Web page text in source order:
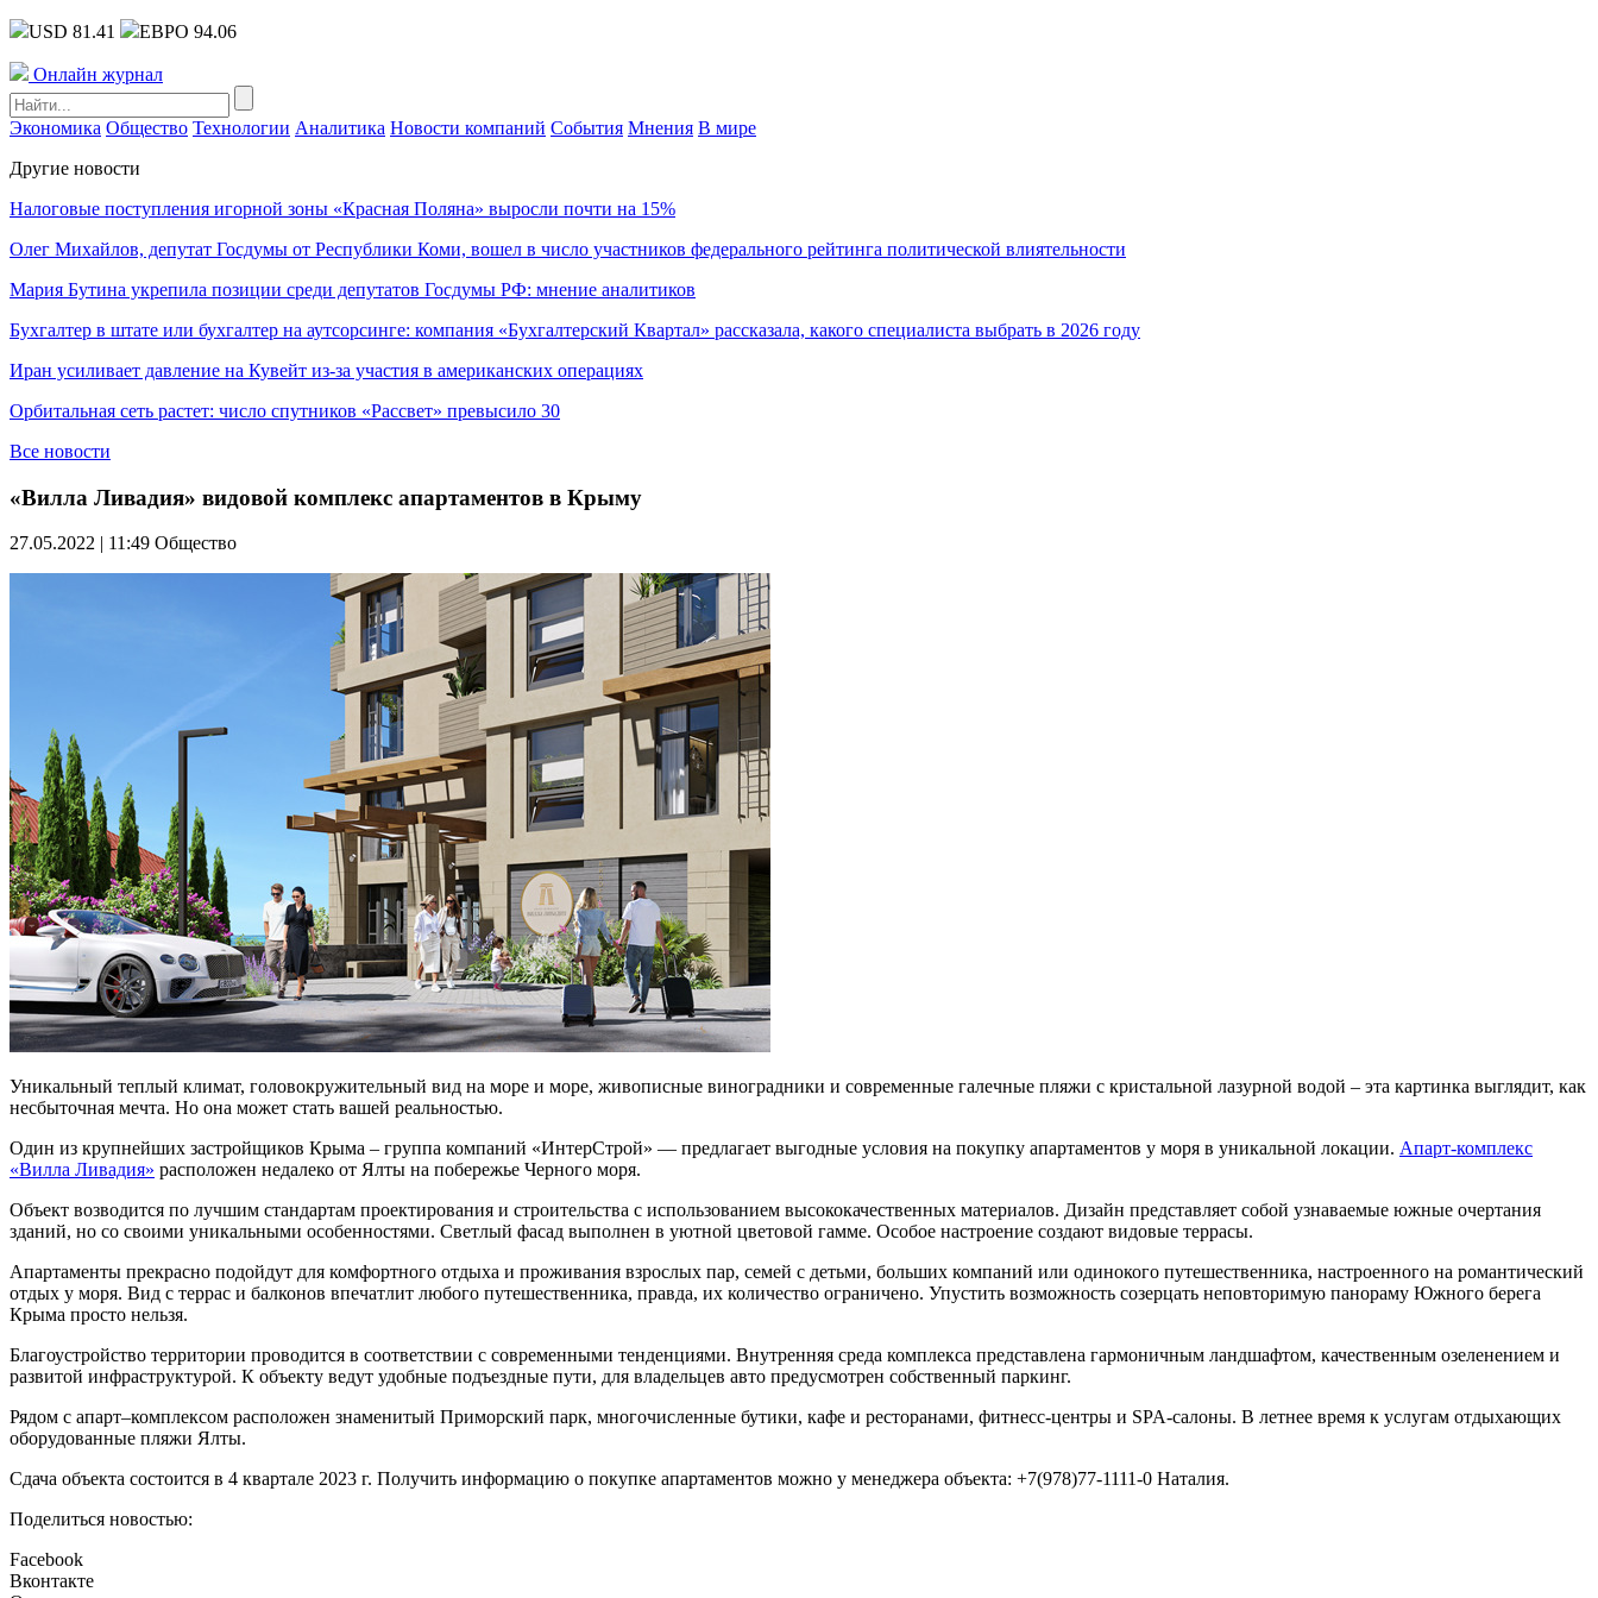
USD 81.41 ЕВРО 94.06
Онлайн журнал
Экономика Общество Технологии Аналитика Новости компаний События Мнения В мире
Другие новости
Налоговые поступления игорной зоны «Красная Поляна» выросли почти на 15%
Олег Михайлов, депутат Госдумы от Республики Коми, вошел в число участников федерального рейтинга политической влиятельности
Мария Бутина укрепила позиции среди депутатов Госдумы РФ: мнение аналитиков
Бухгалтер в штате или бухгалтер на аутсорсинге: компания «Бухгалтерский Квартал» рассказала, какого специалиста выбрать в 2026 году
Иран усиливает давление на Кувейт из-за участия в американских операциях
Орбитальная сеть растет: число спутников «Рассвет» превысило 30
Все новости
«Вилла Ливадия» видовой комплекс апартаментов в Крыму
27.05.2022 | 11:49 Общество
Уникальный теплый климат, головокружительный вид на море и море, живописные виноградники и современные галечные пляжи с кристальной лазурной водой – эта картинка выглядит, как
несбыточная мечта. Но она может стать вашей реальностью.
Один из крупнейших застройщиков Крыма – группа компаний «ИнтерСтрой» — предлагает выгодные условия на покупку апартаментов у моря в уникальной локации. Апарт-комплекс
«Вилла Ливадия» расположен недалеко от Ялты на побережье Черного моря.
Объект возводится по лучшим стандартам проектирования и строительства с использованием высококачественных материалов. Дизайн представляет собой узнаваемые южные очертания
зданий, но со своими уникальными особенностями. Светлый фасад выполнен в уютной цветовой гамме. Особое настроение создают видовые террасы.
Апартаменты прекрасно подойдут для комфортного отдыха и проживания взрослых пар, семей с детьми, больших компаний или одинокого путешественника, настроенного на романтический
отдых у моря. Вид с террас и балконов впечатлит любого путешественника, правда, их количество ограничено. Упустить возможность созерцать неповторимую панораму Южного берега
Крыма просто нельзя.
Благоустройство территории проводится в соответствии с современными тенденциями. Внутренняя среда комплекса представлена гармоничным ландшафтом, качественным озеленением и
развитой инфраструктурой. К объекту ведут удобные подъездные пути, для владельцев авто предусмотрен собственный паркинг.
Рядом с апарт–комплексом расположен знаменитый Приморский парк, многочисленные бутики, кафе и ресторанами, фитнесс-центры и SPA-салоны. В летнее время к услугам отдыхающих
оборудованные пляжи Ялты.
Сдача объекта состоится в 4 квартале 2023 г. Получить информацию о покупке апартаментов можно у менеджера объекта: +7(978)77-1111-0 Наталия.
Поделиться новостью:
Facebook
Вконтакте